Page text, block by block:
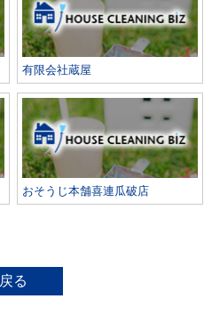
有限会社蔵屋
おそうじ本舗喜連瓜破店
戻る